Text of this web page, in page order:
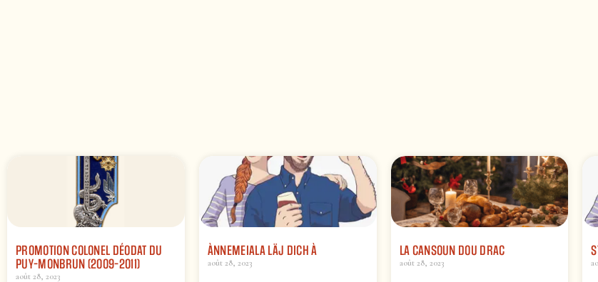
PROMOTION COLONEL DÉODAT DU
PUY-MONBRUN (2009-2011)
août 28, 2023
ÀNNEMEIALA LÄJ DICH À
août 28, 2023
LA CANSOUN DOU DRAC
août 28, 2023